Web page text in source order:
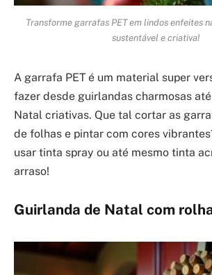
Transforme garrafas PET em lindos enfeites
sustentável e criativa!
A garrafa PET é um material super
fazer desde guirlandas charmosas
Natal criativas. Que tal cortar as
de folhas e pintar com cores
usar tinta spray ou até mesmo tinta
arraso!
Guirlanda de Natal com